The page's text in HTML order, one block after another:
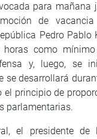
para mañana
de vacancia
Pedro Pablo
como
y, luego, se
se desarrollará
el principio de
parlamentarias.
el presidente de